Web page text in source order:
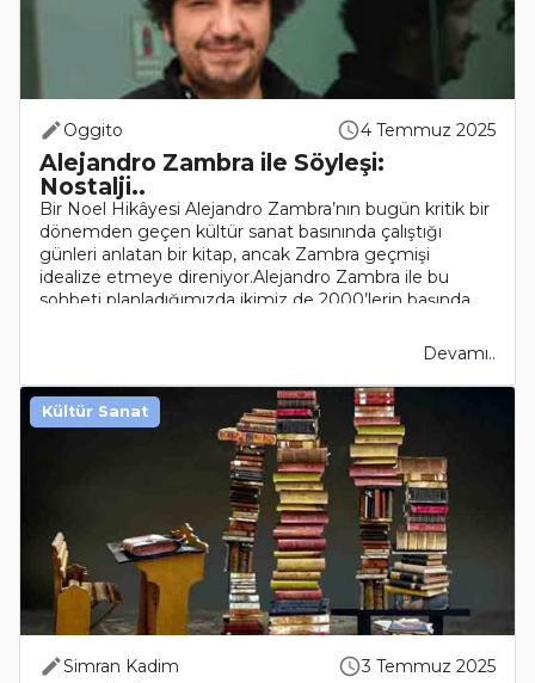
Oggito 4 Temmuz 2025
Alejandro Zambra ile Söyleşi:
Nostalji..
Bir Noel Hikâyesi Alejandro Zambra’nın bugün kritik bir
dönemden geçen kültür sanat basınında çalıştığı
günleri anlatan bir kitap, ancak Zambra geçmişi
idealize etmeye direniyor.Alejandro Zambra ile bu
sohbeti planladığımızda ikimiz de 2000’lerin başında..
Devamı..
Simran Kadim 3 Temmuz 2025
Kültür Sanat